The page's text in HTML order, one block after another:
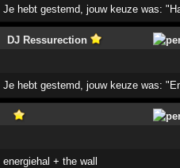
Je hebt gestemd, jouw keuze was:
DJ Ressurection
Je hebt gestemd, jouw keuze was:
energiehal + the wall